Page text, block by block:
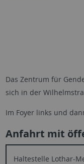
Das Zentrum für
sich in der
Im Foyer links und
Anfahrt mit
Haltestelle Lothar-